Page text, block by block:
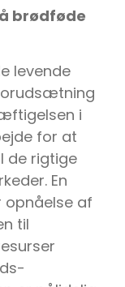
brødføde
levende
i
for at
de rigtige
En
af
til